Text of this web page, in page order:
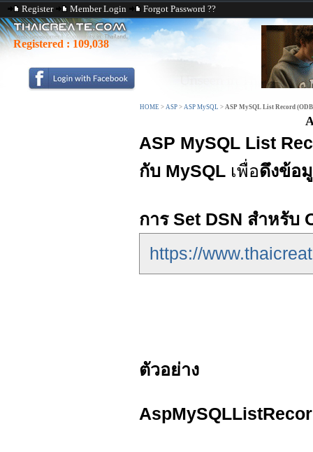
Register Member Login Forgot Password ??
Registered : 109,038
HOME > ASP > ASP MySQL > ASP MySQL List Record
ASP MySQL List
กับ MySQL เพื่อดึงข้อ
การ Set DSN สำหรับ
https://
ตัวอย่าง